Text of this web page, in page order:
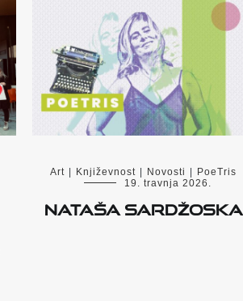
Art Književnost Novosti
PoeTris
19. travnja 2026.
Nataša Sardžoska